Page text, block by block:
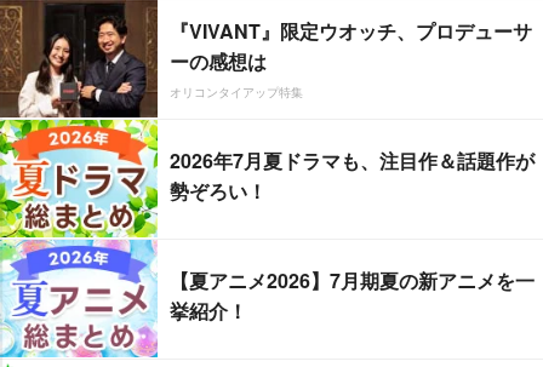
『VIVANT』限定ウオッチ、プロデューサ
ーの感想は
オリコンタイアップ特集
2026年7月夏ドラマも、注目作＆話題作が
勢ぞろい！
【夏アニメ2026】7月期夏の新アニメを一
挙紹介！